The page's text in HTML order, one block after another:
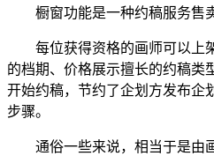
橱窗功能是一种约稿服务售卖
每位获得资格的画师可以上
的档期、价格展示擅长的约稿类
开始约稿，节约了企划方发布企
步骤。
通俗一些来说，相当于是由